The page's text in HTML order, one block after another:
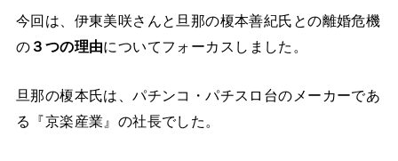
今回は、伊東美咲さんと旦那の榎本善紀氏との離婚危機
の ３つの理由についてフォーカスしました。
旦那の榎本氏は、パチンコ・パチスロ台のメーカーであ
る『京楽産業』の社長でした。